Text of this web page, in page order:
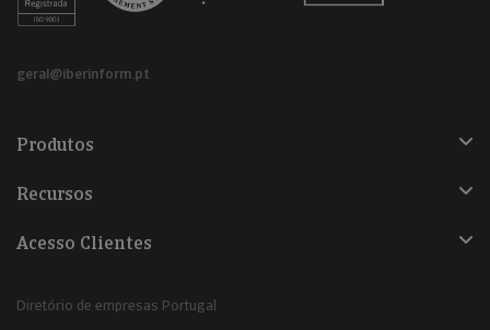
geral@iberinform.pt
Produtos
Recursos
Acesso Clientes
Diretório de empresas Portugal